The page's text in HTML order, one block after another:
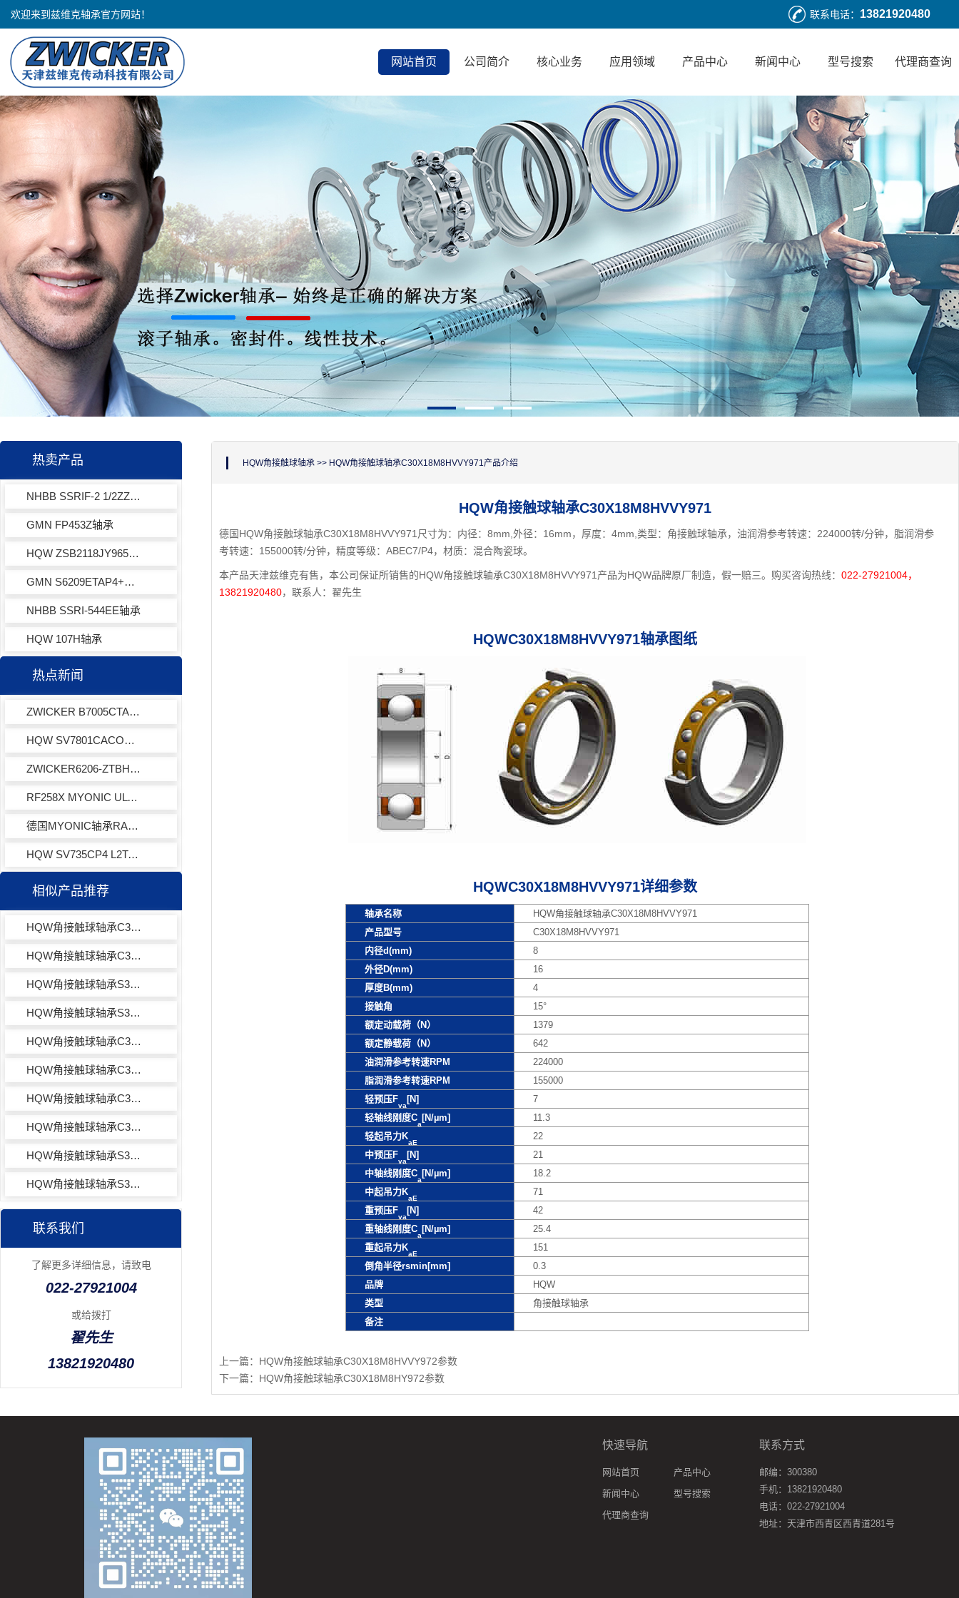
欢迎来到兹维克轴承官方网站！ 联系电话： 13821920480
网站首页 公司简介 核心业务 应用领域 产品中心 新闻中心 型号搜索 代理商查询
热卖产品
NHBB SSRIF-2 1/2ZZ轴承
GMN FP453Z轴承
HQW ZSB2118JY965轴承
GMN S6209ETAP4+轴承
NHBB SSRI-544EE轴承
HQW 107H轴承
热点新闻
ZWICKER B7005CTAP4GU轴承
HQW SV7801CACOWA7EQLD角接触球轴承
ZWICKER6206-ZTBHP53LDS18轴承
RF258X MYONIC ULV306X轴承汽车零部件
德国MYONIC轴承RA2060X轴承电器行业专用
HQW SV735CP4 L2TA XL001角接触球轴承
相似产品推荐
HQW角接触球轴承C30X18M8HY972
HQW角接触球轴承C30X2M8HVVY971
HQW角接触球轴承S30X19M8HVVY971
HQW角接触球轴承S30X2M8HVVY972
HQW角接触球轴承C30X38HY972
HQW角接触球轴承C30X19M8HVVY972
HQW角接触球轴承C30X38HY971
HQW角接触球轴承C30X17M8HY971
HQW角接触球轴承S30X19M8HVVY972
HQW角接触球轴承S30X18M8HVVY972
联系我们
了解更多详细信息，请致电
022-27921004
或给拨打
翟先生
13821920480
HQW角接触球轴承>> HQW角接触球轴承C30X18M8HVVY971产品介绍
HQW角接触球轴承C30X18M8HVVY971
德国HQW角接触球轴承C30X18M8HVVY971尺寸为：内径：8mm,外径：16mm，厚度：4mm,类型：角接触球轴承，油润滑参考转速：224000转/分钟，脂润滑参
考转速：155000转/分钟，精度等级：ABEC7/P4，材质：混合陶瓷球。
本产品天津兹维克有售，本公司保证所销售的HQW角接触球轴承C30X18M8HVVY971产品为HQW品牌原厂制造，假一赔三。购买咨询热线：022-27921004，
13821920480，联系人：翟先生
HQWC30X18M8HVVY971轴承图纸
HQWC30X18M8HVVY971详细参数
轴承名称
HQW角接触球轴承C30X18M8HVVY971
产品型号
C30X18M8HVVY971
内径d(mm)
8
外径D(mm)
16
厚度B(mm)
4
接触角
15°
额定动载荷（N）
1379
额定静载荷（N）
642
油润滑参考转速RPM
224000
脂润滑参考转速RPM
155000
轻预压F
va
[N]
7
轻轴线刚度C
a
[N/µm]
11.3
轻起吊力K
aE
22
中预压F
va
[N]
21
中轴线刚度C
a
[N/µm]
18.2
中起吊力K
aE
71
重预压F
va
[N]
42
重轴线刚度C
a
[N/µm]
25.4
重起吊力K
aE
151
倒角半径rsmin[mm]
0.3
品牌
HQW
类型
角接触球轴承
备注
上一篇： HQW角接触球轴承C30X18M8HVVY972参数
下一篇： HQW角接触球轴承C30X18M8HY972参数
快速导航
网站首页
产品中心
新闻中心
型号搜索
代理商查询
联系方式
邮编：300380
手机：13821920480
电话：022-27921004
地址：天津市西青区西青道281号